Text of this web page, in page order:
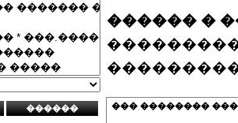
������ �
��� ��������